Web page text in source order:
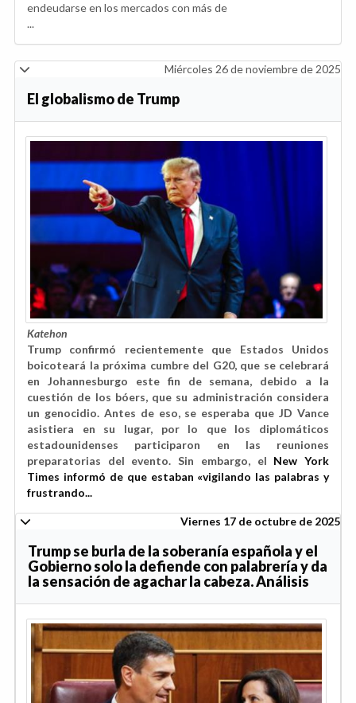
endeudarse en los mercados con más de
...
Miércoles 26 de noviembre de 2025
El globalismo de Trump
Katehon
Trump confirmó recientemente que Estados Unidos
boicoteará la próxima cumbre del G20, que se celebrará
en Johannesburgo este fin de semana, debido a la
cuestión de los bóers, que su administración considera
un genocidio. Antes de eso, se esperaba que JD Vance
asistiera en su lugar, por lo que los diplomáticos
estadounidenses participaron en las reuniones
preparatorias del evento. Sin embargo, el New York
Times informó de que estaban «vigilando las palabras y
frustrando...
Viernes 17 de octubre de 2025
Trump se burla de la soberanía española y el
Gobierno solo la defiende con palabrería y da
la sensación de agachar la cabeza. Análisis